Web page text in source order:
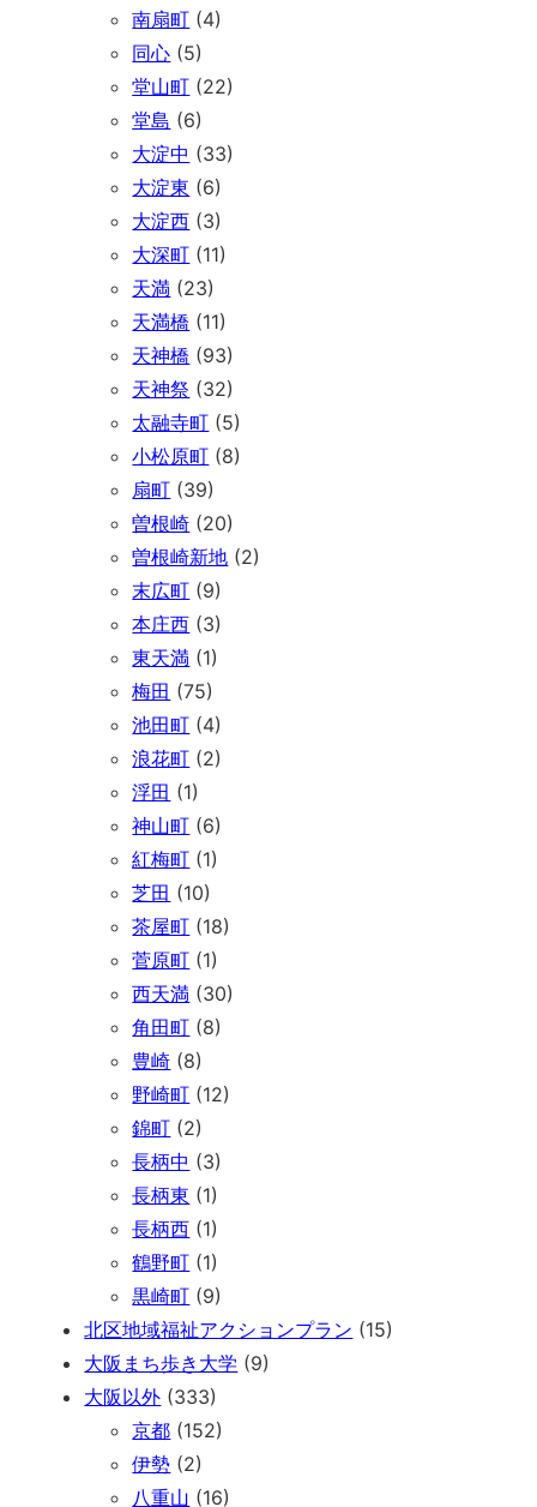
南扇町 (4)
同心 (5)
堂山町 (22)
堂島 (6)
大淀中 (33)
大淀東 (6)
大淀西 (3)
大深町 (11)
天満 (23)
天満橋 (11)
天神橋 (93)
天神祭 (32)
太融寺町 (5)
小松原町 (8)
扇町 (39)
曽根崎 (20)
曽根崎新地 (2)
末広町 (9)
本庄西 (3)
東天満 (1)
梅田 (75)
池田町 (4)
浪花町 (2)
浮田 (1)
神山町 (6)
紅梅町 (1)
芝田 (10)
茶屋町 (18)
菅原町 (1)
西天満 (30)
角田町 (8)
豊崎 (8)
野崎町 (12)
錦町 (2)
長柄中 (3)
長柄東 (1)
長柄西 (1)
鶴野町 (1)
黒崎町 (9)
北区地域福祉アクションプラン (15)
大阪まち歩き大学 (9)
大阪以外 (333)
京都 (152)
伊勢 (2)
八重山 (16)